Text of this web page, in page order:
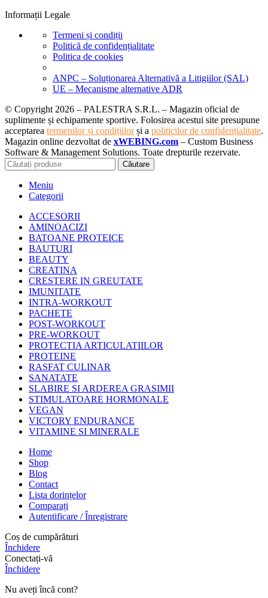
Informații Legale
Termeni și condiții
Politică de confidențialitate
Politica de cookies
ANPC – Soluționarea Alternativă a Litigiilor (SAL)
UE – Mecanisme alternative ADR
© Copyright 2026 – PALESTRA S.R.L. – Magazin oficial de
suplimente și echipamente sportive. Folosirea acestui site presupune
acceptarea termenilor și condițiilorși a politicilor de confidențialitate.
Magazin online dezvoltat de xWEBING.com – Custom Business
Software & Management Solutions. Toate drepturile rezervate.
Căutare
Meniu
Categorii
ACCESORII
AMINOACIZI
BATOANE PROTEICE
BAUTURI
BEAUTY
CREATINA
CRESTERE IN GREUTATE
IMUNITATE
INTRA-WORKOUT
PACHETE
POST-WORKOUT
PRE-WORKOUT
PROTECTIA ARTICULATIILOR
PROTEINE
RASFAT CULINAR
SANATATE
SLABIRE SI ARDEREA GRASIMII
STIMULATOARE HORMONALE
VEGAN
VICTORY ENDURANCE
VITAMINE SI MINERALE
Home
Shop
Blog
Contact
Lista dorințelor
Comparați
Autentificare / Înregistrare
Coș de cumpărături
Închidere
Conectați-vă
Închidere
Nu aveți încă cont?